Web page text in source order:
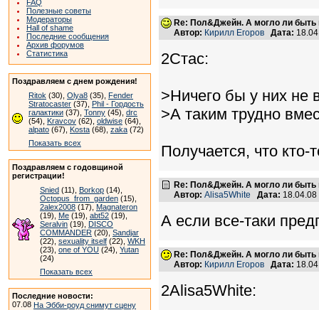
FAQ
Полезные советы
Модераторы
Hall of shame
Последние сообщения
Архив форумов
Статистика
Поздравляем с днем рождения!
Ritok (30), Olya8 (35), Fender
Stratocaster (37), Phil - Гордость
галактики (37), Tonny (45), drc
(54), Kravcov (62), oldwise (64),
alpato (67), Kosta (68), zaka (72)
Показать всех
Поздравляем с годовщиной
регистрации!
Snied (11), Borkop (14),
Octopus_from_garden (15),
2alex2008 (17), Magnateron
(19), Me (19), abt52 (19),
Seralvin (19), DISCO
COMMANDER (20), Sandjar
(22), sexuality itself (22), WKH
(23), one of YOU (24), Yutan
(24)
Показать всех
Последние новости:
07.08 На Эбби-роуд снимут сцену
Re: Пол&Джейн. А могло ли быть
Автор: Кирилл Егоров Дата:
2Стас:
>Ничего бы у них не
>А таким трудно
Получается, что
Re: Пол&Джейн. А могло ли быть
Автор: Alisa5White Дата:
А если все-таки
Re: Пол&Джейн. А могло ли быть
Автор: Кирилл Егоров Дата:
2Alisa5White: